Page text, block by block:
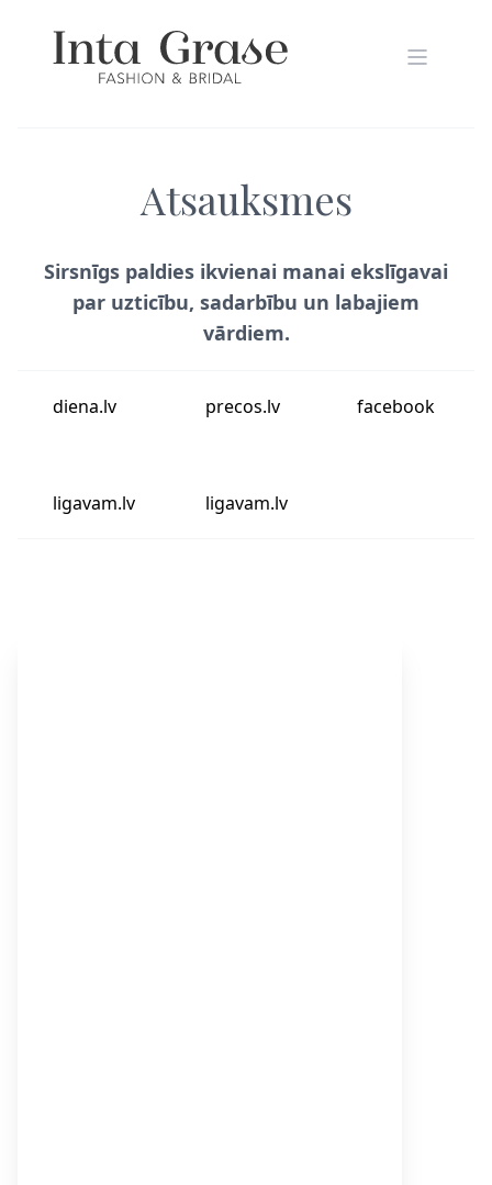
Atsauksmes
Sirsnīgs paldies ikvienai manai ekslīgavai
par uzticību, sadarbību un labajiem
vārdiem.
diena.lv precos.lv facebook
ligavam.lv ligavam.lv